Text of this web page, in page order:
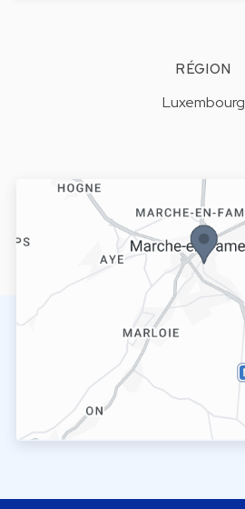
RÉGION
Luxembourg